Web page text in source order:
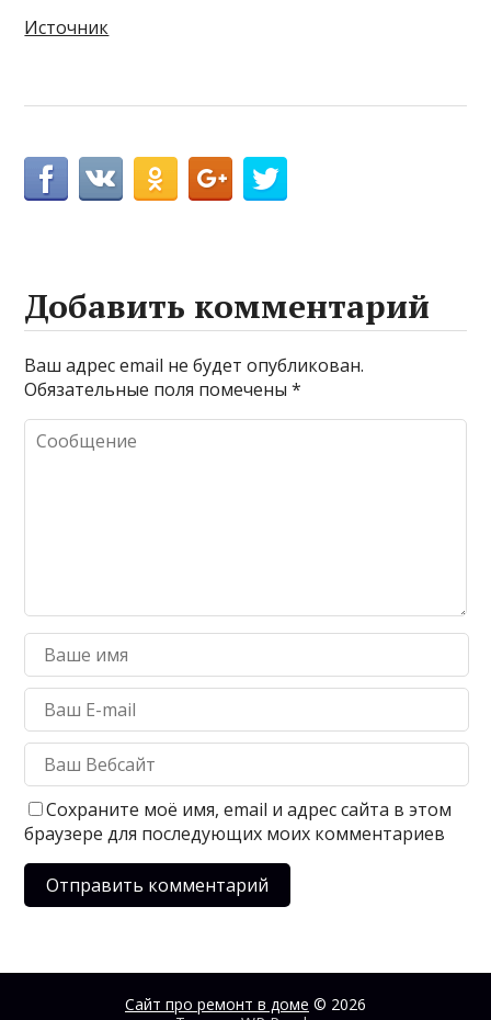
Источник
Добавить комментарий
Ваш адрес email не будет опубликован.
Обязательные поля помечены*
Сохраните моё имя, email и адрес сайта в этом
браузере для последующих моих комментариев
Сайт про ремонт в доме © 2026